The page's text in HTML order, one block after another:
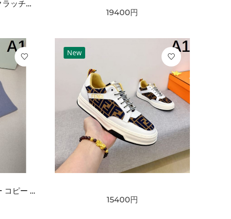
GUCCI グッチ コピー クラッチバッグ GGスプリームキャンバス スリムフォルム フラップデザイン リストストラップ付き 軽量設計
19400円
BURBERRY バーバリー コピー マフラー ライトブルー×グレー配色 ワンポイント騎士刺繍 フリンジ仕上げ 柔らかウール素材 上品な印象
New
15400円